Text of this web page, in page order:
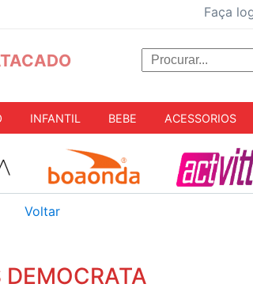
Faça
INFANTIL BEBE ACESSORIOS
Voltar
DEMOCRATA